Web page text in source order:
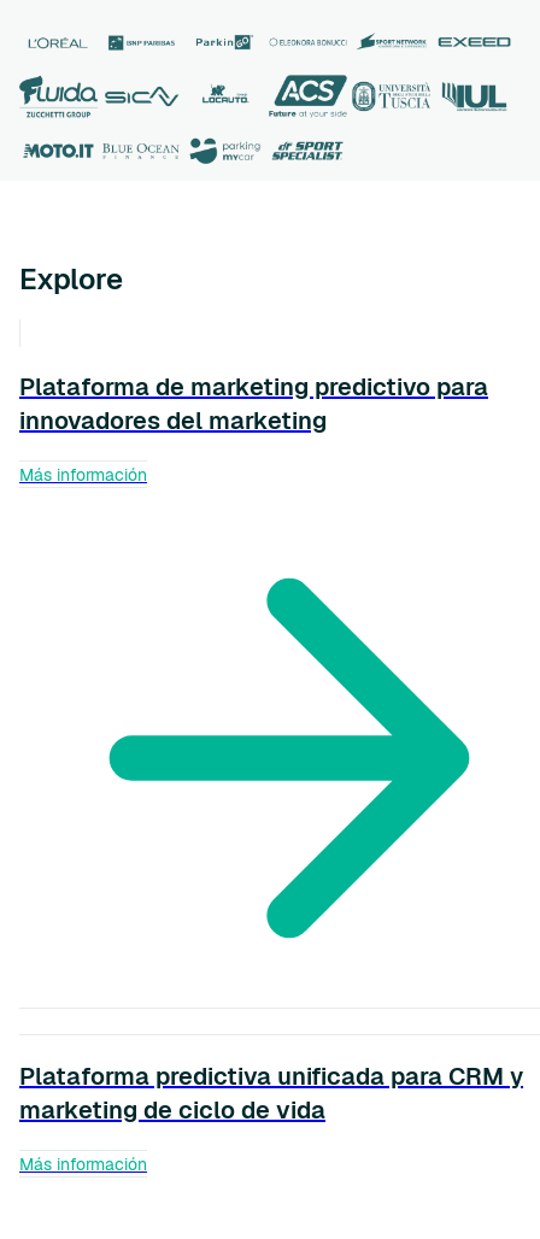
Explore
Plataforma de marketing predictivo para
innovadores del marketing
Más información
Plataforma predictiva unificada para CRM y
marketing de ciclo de vida
Más información